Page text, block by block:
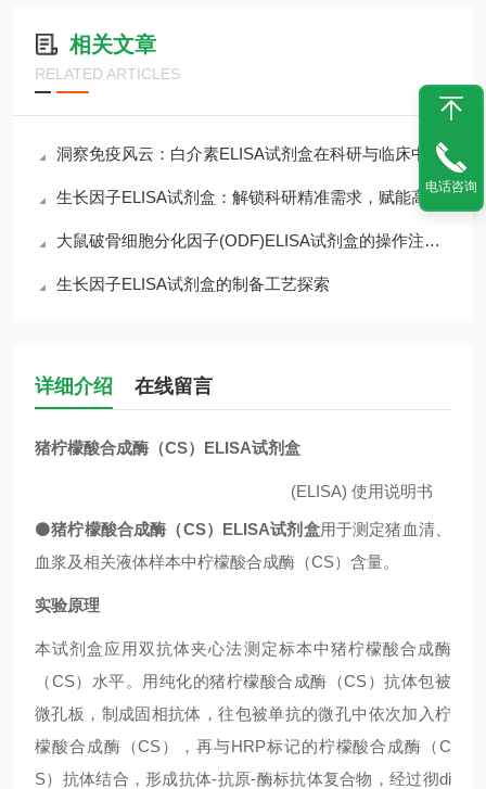
相关文章
RELATED ARTICLES
洞察免疫风云：白介素ELISA试剂盒在科研与临床中的核心价值
生长因子ELISA试剂盒：解锁科研精准需求，赋能高效检测核心优势
大鼠破骨细胞分化因子(ODF)ELISA试剂盒的操作注意事项
生长因子ELISA试剂盒的制备工艺探索
详细介绍 在线留言
猪柠檬酸合成酶（CS）ELISA试剂盒
(ELISA) 使用说明书
⚫猪柠檬酸合成酶（CS）ELISA试剂盒用于测定猪血清、
血浆及相关液体样本中柠檬酸合成酶（CS）含量。
实验原理
本试剂盒应用双抗体夹心法测定标本中猪柠檬酸合成酶
（CS）水平。用纯化的猪柠檬酸合成酶（CS）抗体包被
微孔板，制成固相抗体，往包被单抗的微孔中依次加入柠
檬酸合成酶（CS），再与HRP标记的柠檬酸合成酶（C
S）抗体结合，形成抗体-抗原-酶标抗体复合物，经过彻di
电话咨询